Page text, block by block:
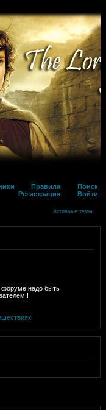
Правила
Поиск
Регистрация
Войти
Активные темы
форуме надо быть